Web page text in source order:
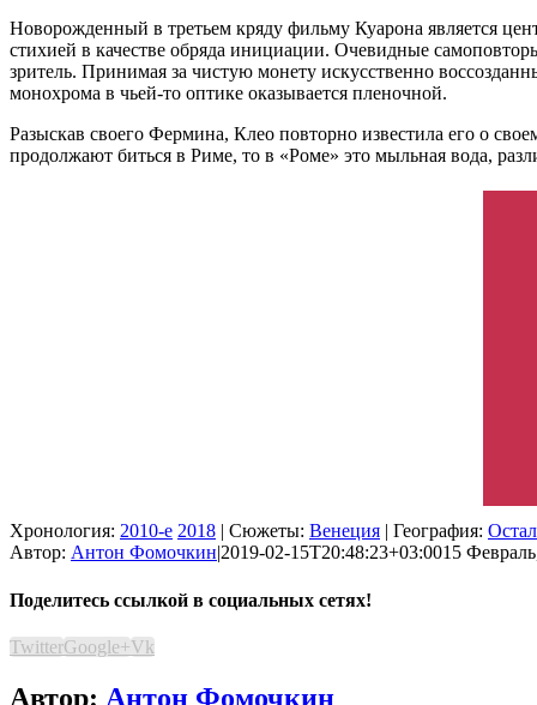
Новорожденный в третьем кряду фильму Куарона является
стихией в качестве обряда инициации. Очевидные
зритель. Принимая за чистую монету искусственно
монохрома в чьей-то оптике оказывается пленочной.
Разыскав своего Фермина, Клео повторно известила его о
продолжают биться в Риме, то в «Роме» это мыльная вода,
Хронология: 2010-е 2018 | Сюжеты: Венеция | География:
Автор: Антон Фомочкин|2019-02-15T20:48:23+03:0015
Поделитесь ссылкой в социальных сетях!
TwitterGoogle+Vk
Автор: Антон Фомочкин